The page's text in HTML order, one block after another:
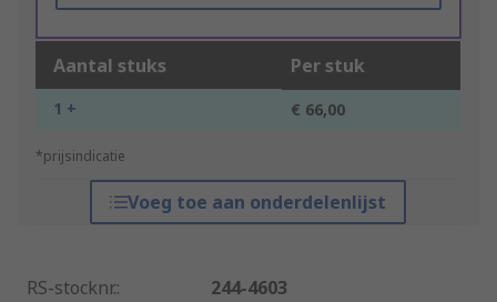
Aantal stuks Per stuk
1 + € 66,00
*prijsindicatie
Voeg toe aan onderdelenlijst
RS-stocknr.:
244-4603